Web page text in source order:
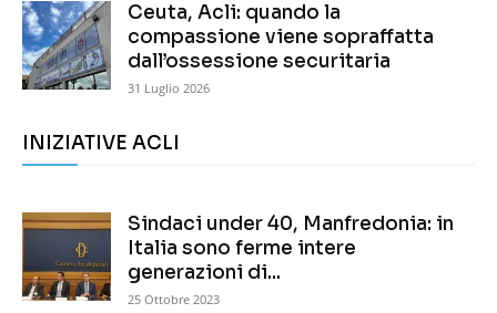
Ceuta, Acli: quando la
compassione viene sopraffatta
dall’ossessione securitaria
31 Luglio 2026
INIZIATIVE ACLI
Sindaci under 40, Manfredonia: in
Italia sono ferme intere
generazioni di...
25 Ottobre 2023